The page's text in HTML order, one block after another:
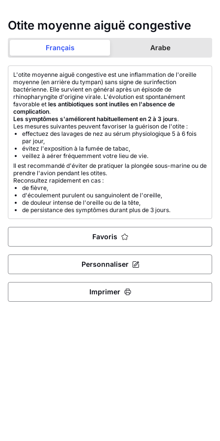
Otite moyenne aiguë congestive
Français Arabe
L'otite moyenne aiguë congestive est une inflammation de l'oreille
moyenne (en arrière du tympan) sans signe de surinfection
bactérienne. Elle survient en général après un épisode de
rhinopharyngite d'origine virale. L'évolution est spontanément
favorable et les antibiotiques sont inutiles en l'absence de
complication.
Les symptômes s'améliorent habituellement en 2 à 3 jours.
Les mesures suivantes peuvent favoriser la guérison de l'otite :
effectuez des lavages de nez au sérum physiologique 5 à 6 fois
par jour,
évitez l'exposition à la fumée de tabac,
veillez à aérer fréquemment votre lieu de vie.
Il est recommandé d'éviter de pratiquer la plongée sous-marine ou de
prendre l'avion pendant les otites.
Reconsultez rapidement en cas :
de fièvre,
d'écoulement purulent ou sanguinolent de l'oreille,
de douleur intense de l'oreille ou de la tête,
de persistance des symptômes durant plus de 3 jours.
Favoris
Personnaliser
Imprimer